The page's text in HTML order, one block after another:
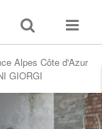
Toggle
search
Toggle
Alpes Côte d'Azur
GIORGI